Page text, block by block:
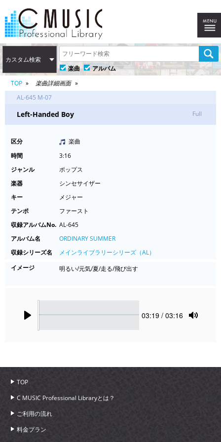
カスタム検索
楽曲
アルバム
TOP
楽曲詳細画面
AL-645 M-07
Left-Handed Boy Full
区分
楽曲
時間
3:16
ジャンル
ポップス
楽器
シンセサイザー
キー
メジャー
テンポ
ファースト
収録アルバムNo. AL-645
アルバム名
ORDINARY SUMMER
収録シリーズ名
メインライブラリーシリーズ（AL）
イメージ
明るい/元気/夏/走る/飛び出す
Current
03:19 / 03:16
TOP
C MUSIC Professional Libraryとは？
ご利用の流れ
料金プラン